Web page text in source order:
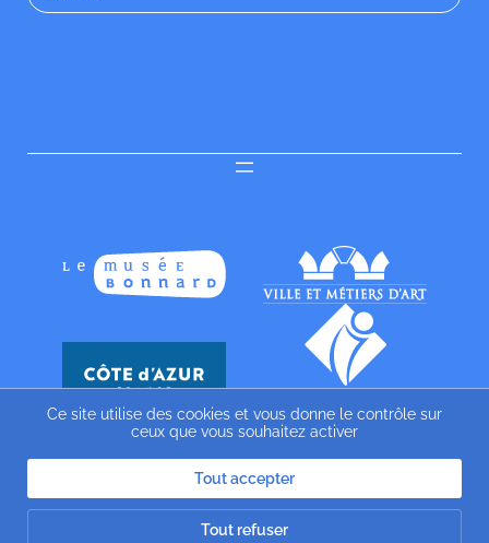
Ce site utilise des cookies et vous donne le contrôle sur
ceux que vous souhaitez activer
Tout accepter
Tout refuser